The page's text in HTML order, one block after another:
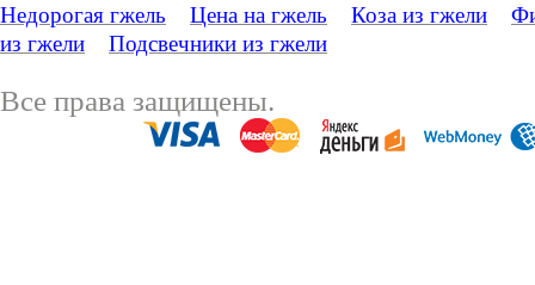
Недорогая гжель
Цена на гжель Коза из гжели
из гжели
Подсвечники из гжели
Все права защищены.